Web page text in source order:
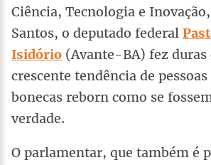
Ciência, Tecnologia e
Santos, o deputado federal
Isidório (Avante-BA) fez duras
crescente tendência de
bonecas reborn como se
verdade.
O parlamentar, que também é